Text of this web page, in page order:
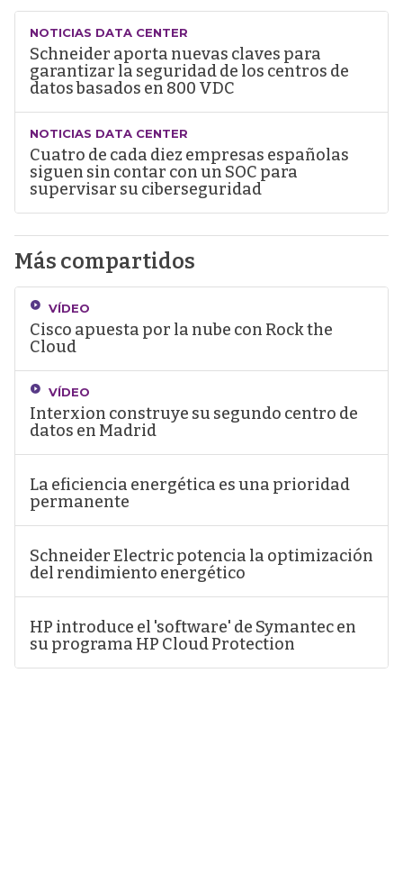
NOTICIAS DATA CENTER
Schneider aporta nuevas claves para
garantizar la seguridad de los centros de
datos basados en 800 VDC
NOTICIAS DATA CENTER
Cuatro de cada diez empresas españolas
siguen sin contar con un SOC para
supervisar su ciberseguridad
Más compartidos
VÍDEO
Cisco apuesta por la nube con Rock the
Cloud
VÍDEO
Interxion construye su segundo centro de
datos en Madrid
La eficiencia energética es una prioridad
permanente
Schneider Electric potencia la optimización
del rendimiento energético
HP introduce el 'software' de Symantec en
su programa HP Cloud Protection